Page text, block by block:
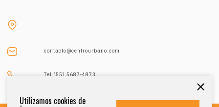
contacto@centrourbano.com
Tel (55) 5687-4873
Utilizamos cookies de